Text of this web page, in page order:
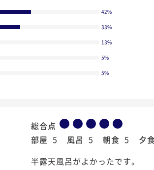
42%
33%
13%
5%
5%
総合点
部屋 5 風呂 5 朝食 5 夕
半露天風呂がよかったです。